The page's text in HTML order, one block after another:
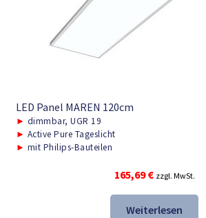
LED Panel MAREN 120cm
► dimmbar, UGR 19
► Active Pure Tageslicht
► mit Philips-Bauteilen
165,69€ zzgl. MwSt.
Weiterlesen